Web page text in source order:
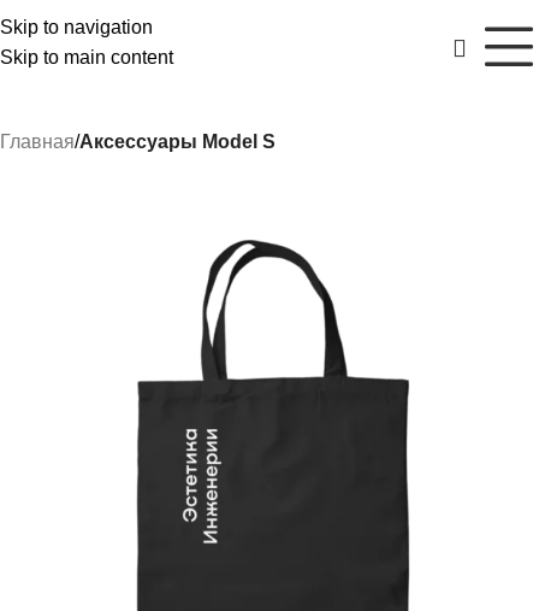
Skip to navigation
Skip to main content
Главная Аксессуары Model S